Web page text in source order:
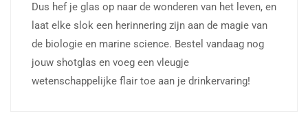
Dus hef je glas op naar de wonderen van het leven, en
laat elke slok een herinnering zijn aan de magie van
de biologie en marine science. Bestel vandaag nog
jouw shotglas en voeg een vleugje
wetenschappelijke flair toe aan je drinkervaring!